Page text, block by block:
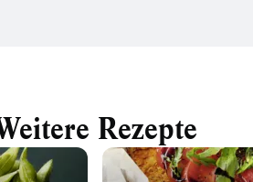
Rezepte